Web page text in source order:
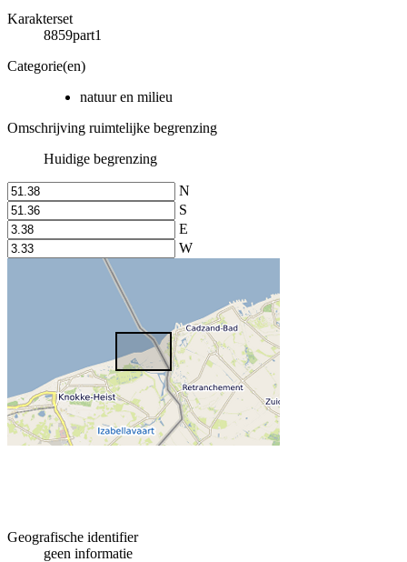
Karakterset
8859part1
Categorie(en)
natuur en milieu
Omschrijving ruimtelijke begrenzing
Huidige begrenzing
N
S
E
W
Geografische identifier
geen informatie